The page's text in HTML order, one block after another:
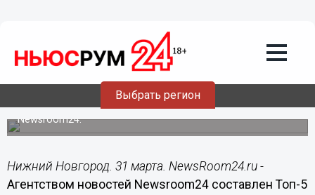
Выбрать регион
31.03.201809:00
Названы самые интересные события в
Нижегородской области за 30 марта
Рейтинг подготовлен по версии агентства новостей
Newsroom24.
Нижний Новгород. 31 марта. NewsRoom24.ru -
Агентством новостей Newsroom24 составлен Топ-5